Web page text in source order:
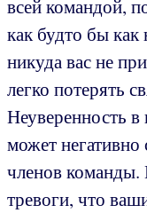
всей командой,
как будто бы
никуда вас не
легко потерять
Неуверенность
может негативно
членов команды.
тревоги, что